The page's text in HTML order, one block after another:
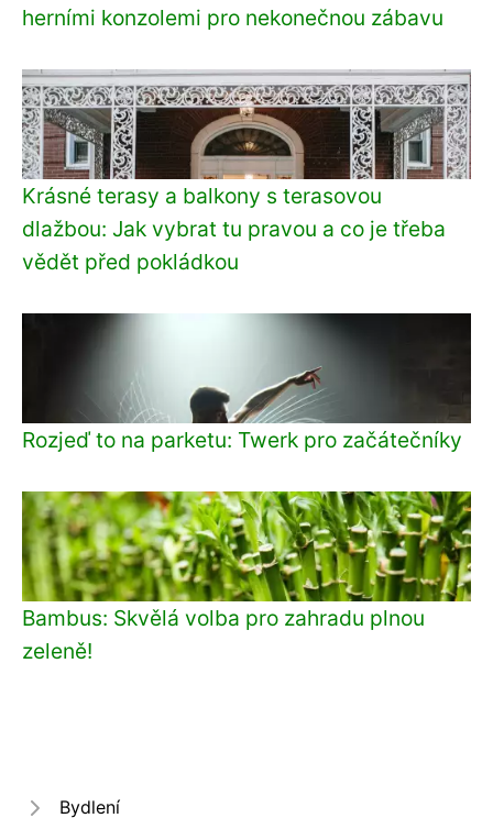
herními konzolemi pro nekonečnou zábavu
Krásné terasy a balkony s terasovou
dlažbou: Jak vybrat tu pravou a co je třeba
vědět před pokládkou
Rozjeď to na parketu: Twerk pro začátečníky
Bambus: Skvělá volba pro zahradu plnou
zeleně!
Bydlení